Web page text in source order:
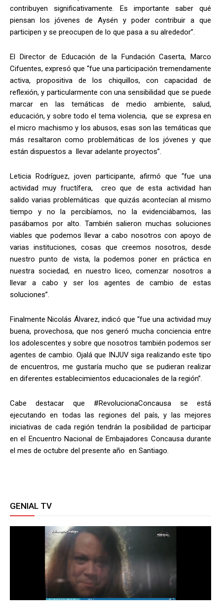
contribuyen significativamente. Es importante saber qué
piensan los jóvenes de Aysén y poder contribuir a que
participen y se preocupen de lo que pasa a su alrededor”.
El Director de Educación de la Fundación Caserta, Marco
Cifuentes, expresó que “fue una participación tremendamente
activa, propositiva de los chiquillos, con capacidad de
reflexión, y particularmente con una sensibilidad que se puede
marcar en las temáticas de medio ambiente, salud,
educación, y sobre todo el tema violencia, que se expresa en
el micro machismo y los abusos, esas son las temáticas que
más resaltaron como problemáticas de los jóvenes y que
están dispuestos a llevar adelante proyectos”.
Leticia Rodríguez, joven participante, afirmó que “fue una
actividad muy fructífera, creo que de esta actividad han
salido varias problemáticas que quizás acontecían al mismo
tiempo y no la percibíamos, no la evidenciábamos, las
pasábamos por alto. También salieron muchas soluciones
viables que podemos llevar a cabo nosotros con apoyo de
varias instituciones, cosas que creemos nosotros, desde
nuestro punto de vista, la podemos poner en práctica en
nuestra sociedad, en nuestro liceo, comenzar nosotros a
llevar a cabo y ser los agentes de cambio de estas
soluciones”.
Finalmente Nicolás Álvarez, indicó que “fue una actividad muy
buena, provechosa, que nos generó mucha conciencia entre
los adolescentes y sobre que nosotros también podemos ser
agentes de cambio. Ojalá que INJUV siga realizando este tipo
de encuentros, me gustaría mucho que se pudieran realizar
en diferentes establecimientos educacionales de la región”.
Cabe destacar que #RevolucionaConcausa se está
ejecutando en todas las regiones del país, y las mejores
iniciativas de cada región tendrán la posibilidad de participar
en el Encuentro Nacional de Embajadores Concausa durante
el mes de octubre del presente año en Santiago.
GENIAL TV